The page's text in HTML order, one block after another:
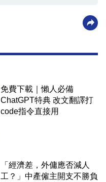
免費下載｜懶人必備
ChatGPT特典 改文翻譯打
code指令直接用
「經濟差，外傭應否減人
工？」中產僱主開支不勝負